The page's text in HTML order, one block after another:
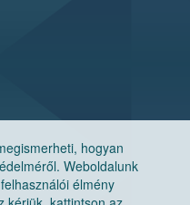
hogyan
Weboldalunk
élmény